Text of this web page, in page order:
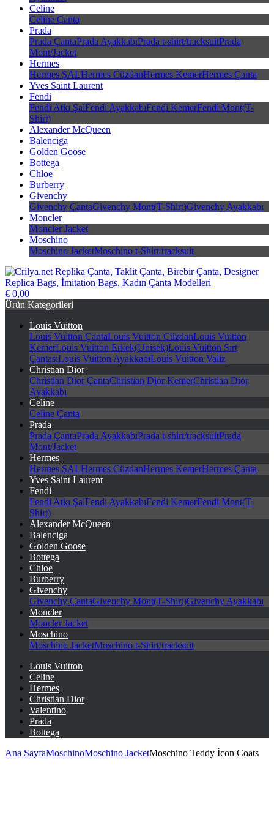
Celine
Celine Çanta
Prada
Prada ÇantaPrada AyakkabıPrada t-shirt/tracksuitPrada
Mont/Jacket
Hermes
Hermes ŞALHermes CüzdanHermes KemerHermes Çanta
Yves Saint Laurent
Fendi
Fendi Atkı ŞalFendi AyakkabıFendi KemerFendi Mont(T-
Shirt)
Alexander McQueen
Balenciga
Golden Goose
Bottega
Chloe
Burberry
Givenchy
Givenchy ÇantaGivenchy Mont(T-Shirt)Givenchy Ayakkabı
Moncler
Moncler Jacket
Moschino
Moschino JacketMoschino t-Shirt/tracksuit
Crilya.net Replika Çanta, Taklit Çanta, Birebir Çanta, Designer
€ 0,00
Ürün Kategorileri
Louis Vuitton
Louis Vuitton ÇantaLouis Vuitton CüzdanLouis Vuitton
KemerLouis Vuitton Erkek(Unisek)Louis Vuitton Sırt
ÇantasıLouis Vuitton AyakkabıLouis Vuitton Valiz
Christian Dior
Christian Dior ÇantaChristian Dior KemerChristian Dior
Ayakkabı
Celine
Celine Çanta
Prada
Prada ÇantaPrada AyakkabıPrada t-shirt/tracksuitPrada
Mont/Jacket
Hermes
Hermes ŞALHermes CüzdanHermes KemerHermes Çanta
Yves Saint Laurent
Fendi
Fendi Atkı ŞalFendi AyakkabıFendi KemerFendi Mont(T-
Shirt)
Alexander McQueen
Balenciga
Golden Goose
Bottega
Chloe
Burberry
Givenchy
Givenchy ÇantaGivenchy Mont(T-Shirt)Givenchy Ayakkabı
Moncler
Moncler Jacket
Moschino
Moschino JacketMoschino t-Shirt/tracksuit
Louis Vuitton
Celine
Hermes
Christian Dior
Valentino
Prada
Bottega
Ana SayfaMoschinoMoschino JacketMoschino Teddy İcon Coats